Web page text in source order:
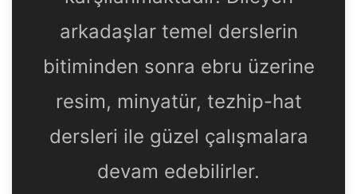
arkadaşlar temel derslerin
bitiminden sonra ebru üzerine
resim, minyatür, tezhip-hat
dersleri ile güzel çalışmalara
devam edebilirler.